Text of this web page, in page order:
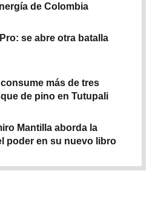
de Colombia
se abre otra batalla
más de tres
de pino en Tutupali
Mantilla aborda la
poder en su nuevo libro